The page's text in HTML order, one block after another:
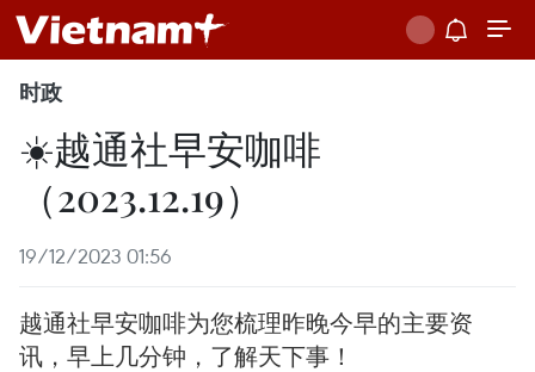
时政
☀️越通社早安咖啡
（2023.12.19）
19/12/2023 01:56
越通社早安咖啡为您梳理昨晚今早的主要资
讯，早上几分钟，了解天下事！